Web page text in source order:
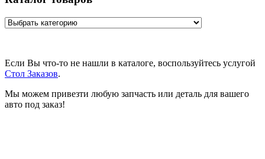
Если Вы что-то не нашли в каталоге, воспользуйтесь услугой
Стол Заказов.
Мы можем привезти любую запчасть или деталь для вашего
авто под заказ!